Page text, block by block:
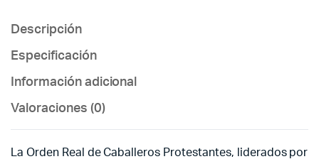
Descripción
Especificación
Información adicional
Valoraciones (0)
La Orden Real de Caballeros Protestantes, liderados por